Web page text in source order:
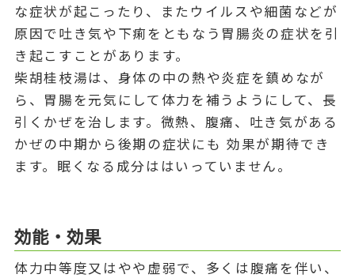
な症状が起こったり、またウイルスや細菌などが
原因で吐き気や下痢をともなう胃腸炎の症状を引
き起こすことがあります。
柴胡桂枝湯は、身体の中の熱や炎症を鎮めなが
ら、胃腸を元気にして体力を補うようにして、長
引くかぜを治します。微熱、腹痛、吐き気がある
かぜの中期から後期の症状にも 効果が期待でき
ます。眠くなる成分ははいっていません。
効能・効果
体力中等度又はやや虚弱で、多くは腹痛を伴い、